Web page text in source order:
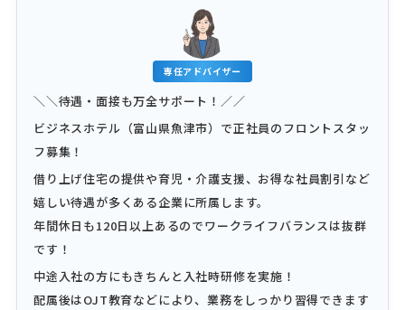
専任アドバイザー
＼＼待遇・面接も万全サポート！／／
ビジネスホテル（富山県魚津市）で正社員のフロントスタッ
フ募集！
借り上げ住宅の提供や育児・介護支援、お得な社員割引など
嬉しい待遇が多くある企業に所属します。
年間休日も120日以上あるのでワークライフバランスは抜群
です！
中途入社の方にもきちんと入社時研修を実施！
配属後はOJT教育などにより、業務をしっかり習得できます